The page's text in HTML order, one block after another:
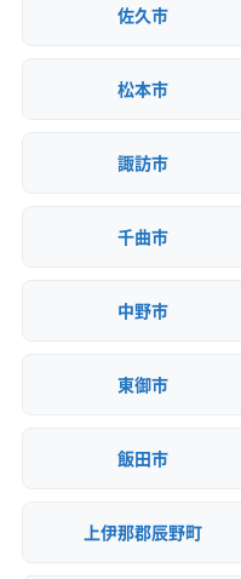
佐久市
松本市
諏訪市
千曲市
中野市
東御市
飯田市
上伊那郡辰野町